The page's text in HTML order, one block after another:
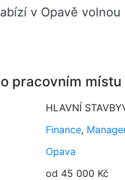
v Opavě
pracovním místu
HLAVNÍ
Finance,
Opava
od 45 000 Kč